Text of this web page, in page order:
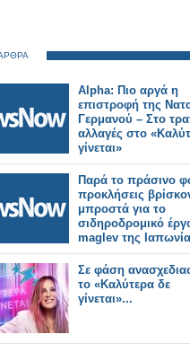
Alpha: Πιο αργά η
επιστροφή της
Γερμανού – Στο
αλλαγές στο
γίνεται»
Παρά το πράσινο
προκλήσεις
μπροστά για το
σιδηροδρομικό
maglev της
Σε φάση
το «Καλύτερα δε
γίνεται»...